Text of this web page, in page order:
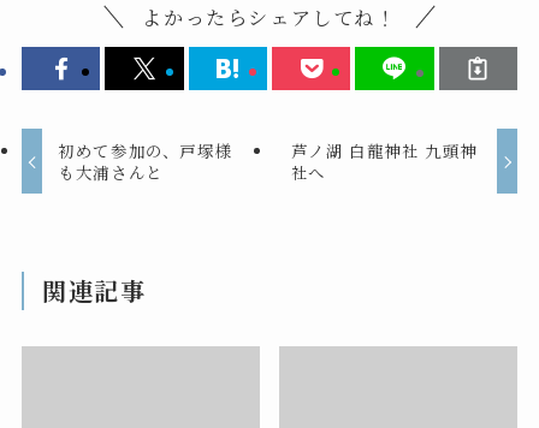
よかったらシェアしてね！
初めて参加の、戸塚様
も大浦さんと
芦ノ湖 白龍神社 九頭神
社へ
関連記事